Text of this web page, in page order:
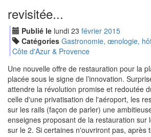
revisitée...
Publié le lundi 23 février 2015
Catégories Gastronomie, œnologie,
Côte d'Azur & Provence
Une nouvelle offre de restauration pour la
placée sous le signe de l’innovation.
attendre la révolution promise et redoutée
celle d'une privatisation de l'aéroport, les
sur les rails (façon de parler) une
enseignes proposant de la restauration sur
sur le 2. Si certaines n'ouvriront pas, après